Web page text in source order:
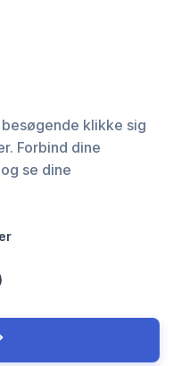
klikke sig
Forbind dine
se dine